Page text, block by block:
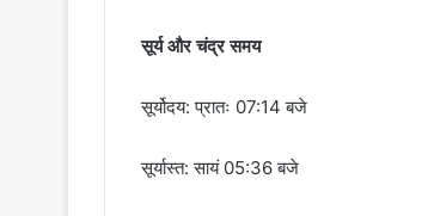
सूर्य और चंद्र समय
सूर्योदय: प्रातः 07:14 बजे
सूर्यास्त: सायं 05:36 बजे